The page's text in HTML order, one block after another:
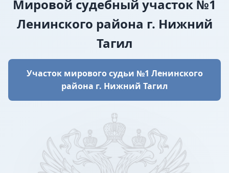
Мировой судебный участок №1
Ленинского района г. Нижний
Тагил
Участок мирового судьи №1 Ленинского
района г. Нижний Тагил